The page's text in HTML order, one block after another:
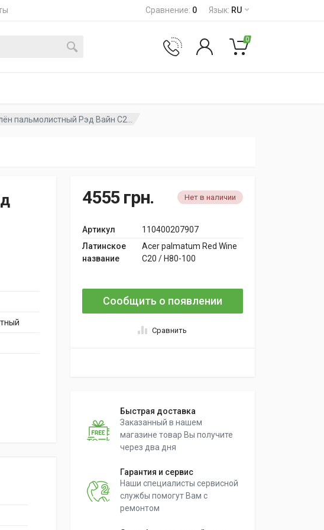
Сравнение: 0 Язык: RU
0
пальмолистный Рэд Вайн C2...
4555 грн. Нет в наличии
Артикул
110400207907
Латинское
название
Acer palmatum Red Wine
C20 / H80-100
Сообщить о появлении
Сравнить
Быстрая доставка
Заказанный в нашем
магазине товар Вы получите
через два дня
Гарантия и сервис
Наши специалисты сервисной
службы помогут Вам с
ремонтом